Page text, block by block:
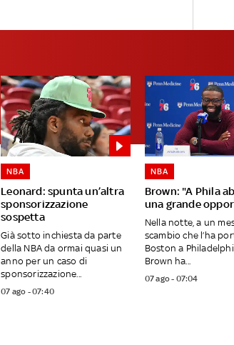
Leonard: spunta un’altra
sponsorizzazione
sospetta
NBA
Già sotto inchiesta da parte
della NBA da ormai quasi un
anno per un caso di
sponsorizzazione...
07 ago - 07:40
Brown: "A Phila
una grande
NBA
Nella notte, a un
scambio che l’ha
Boston a
Brown ha...
07 ago - 07:04